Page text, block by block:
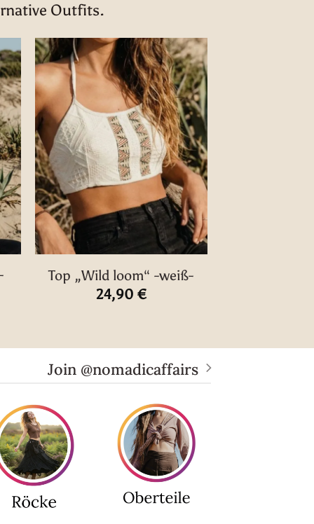
Outfits.
Top „Wild loom“ -weiß-
24,90 €
Join @nomadicaffairs